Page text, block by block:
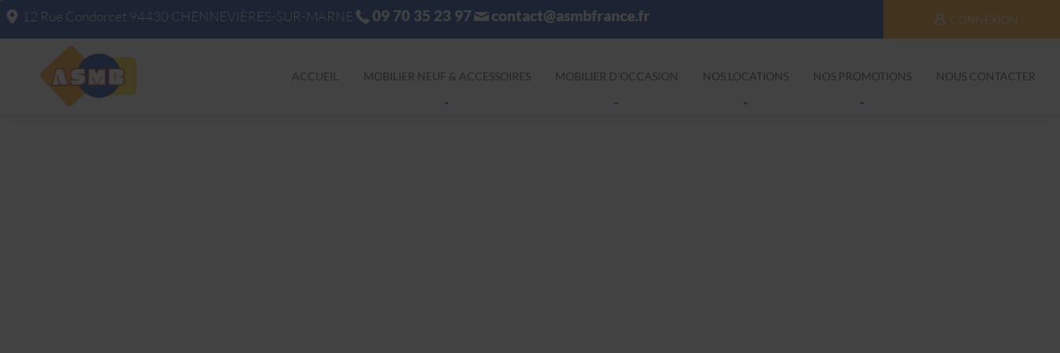
12 Rue Condorcet 94430 CHENNEVIÈRES-SUR-MARNE 09 70 35 23 97 contact@asmbfrance.fr CONNEXION
ACCUEIL MOBILIER NEUF & ACCESSOIRES MOBILIER D'OCCASION NOS LOCATIONS NOS PROMOTIONS NOUS CONTACTER